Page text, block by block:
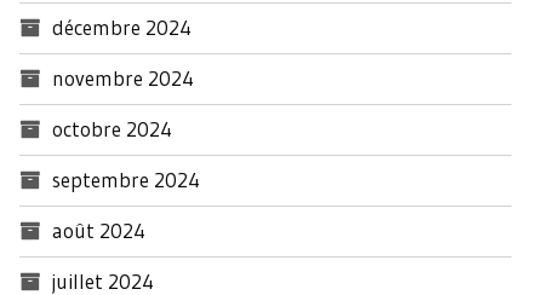
décembre 2024
novembre 2024
octobre 2024
septembre 2024
août 2024
juillet 2024